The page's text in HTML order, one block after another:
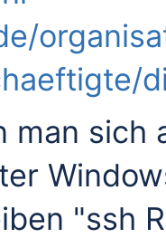
man sich
"ssh